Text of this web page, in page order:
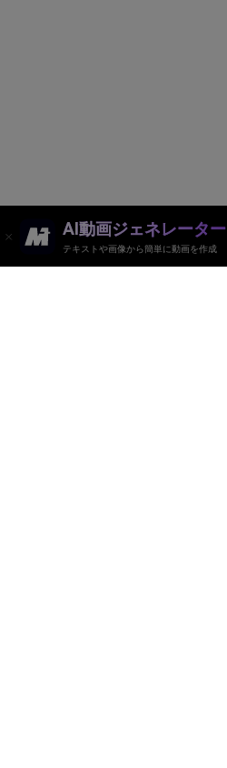
AI動画ジェネレーター
テキストや画像から簡単に動画を作成